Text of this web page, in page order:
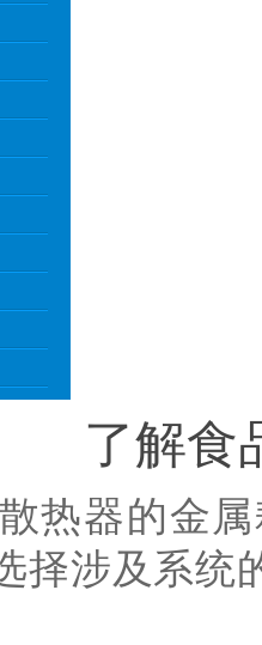
了解食
器的金属
择涉及系统